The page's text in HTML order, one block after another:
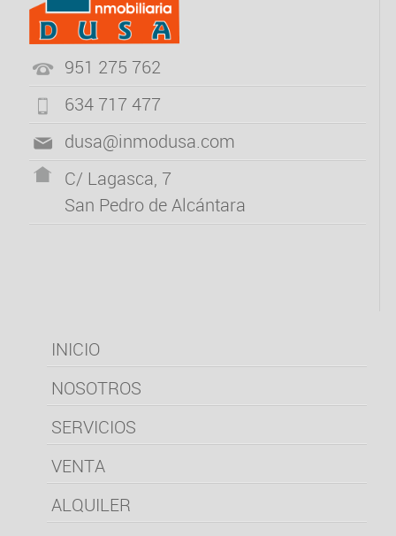
951 275 762
634 717 477
dusa@inmodusa.com
C/ Lagasca, 7
San Pedro de Alcántara
INICIO
NOSOTROS
SERVICIOS
VENTA
ALQUILER